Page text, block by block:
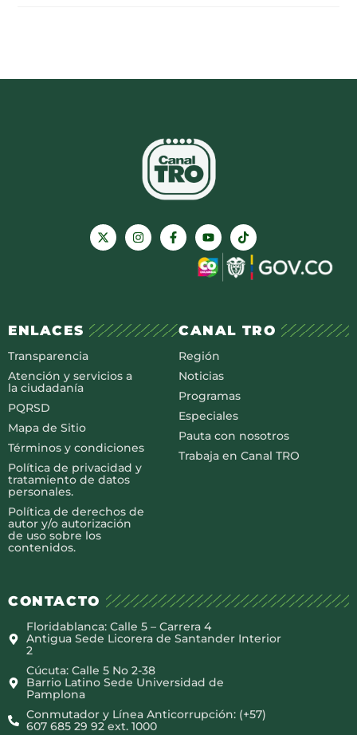
ENLACES
Transparencia
Atención y servicios a
la ciudadanía
PQRSD
Mapa de Sitio
Términos y condiciones
Política de privacidad y
tratamiento de datos
personales.
Política de derechos de
autor y/o autorización
de uso sobre los
contenidos.
CANAL TRO
Región
Noticias
Programas
Especiales
Pauta con nosotros
Trabaja en Canal TRO
CONTACTO
Floridablanca: Calle 5 – Carrera 4
Antigua Sede Licorera de Santander Interior
2
Cúcuta: Calle 5 No 2-38
Barrio Latino Sede Universidad de
Pamplona
Conmutador y Línea Anticorrupción: (+57)
607 685 29 92 ext. 1000